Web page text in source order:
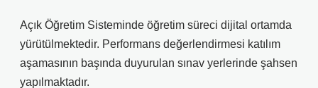
Açık Öğretim Sisteminde öğretim süreci dijital ortamda
yürütülmektedir. Performans değerlendirmesi katılım
aşamasının başında duyurulan sınav yerlerinde şahsen
yapılmaktadır.